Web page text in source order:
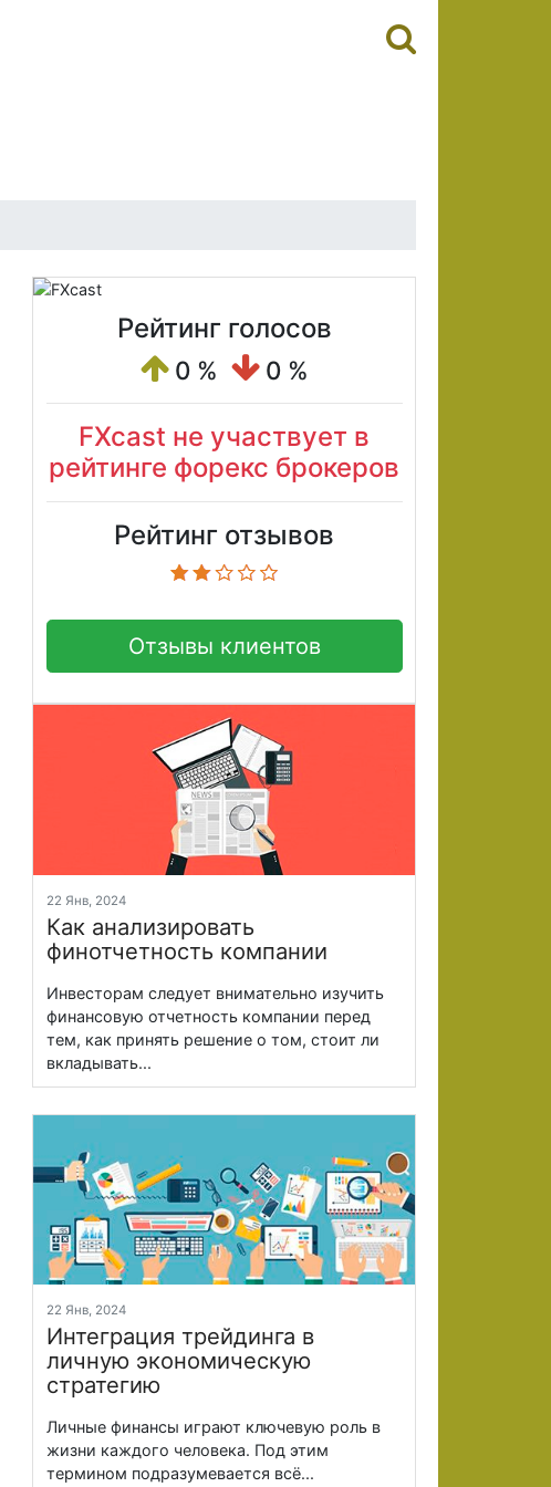
Рейтинг голосов
0 % 0 %
FXcast не участвует в
рейтинге форекс брокеров
Рейтинг отзывов
Отзывы клиентов
22 Янв, 2024
Как анализировать
финотчетность компании
Инвесторам следует внимательно изучить
финансовую отчетность компании перед
тем, как принять решение о том, стоит ли
вкладывать...
22 Янв, 2024
Интеграция трейдинга в
личную экономическую
стратегию
Личные финансы играют ключевую роль в
жизни каждого человека. Под этим
термином подразумевается всё...